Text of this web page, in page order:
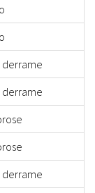
derrame
derrame
derrame